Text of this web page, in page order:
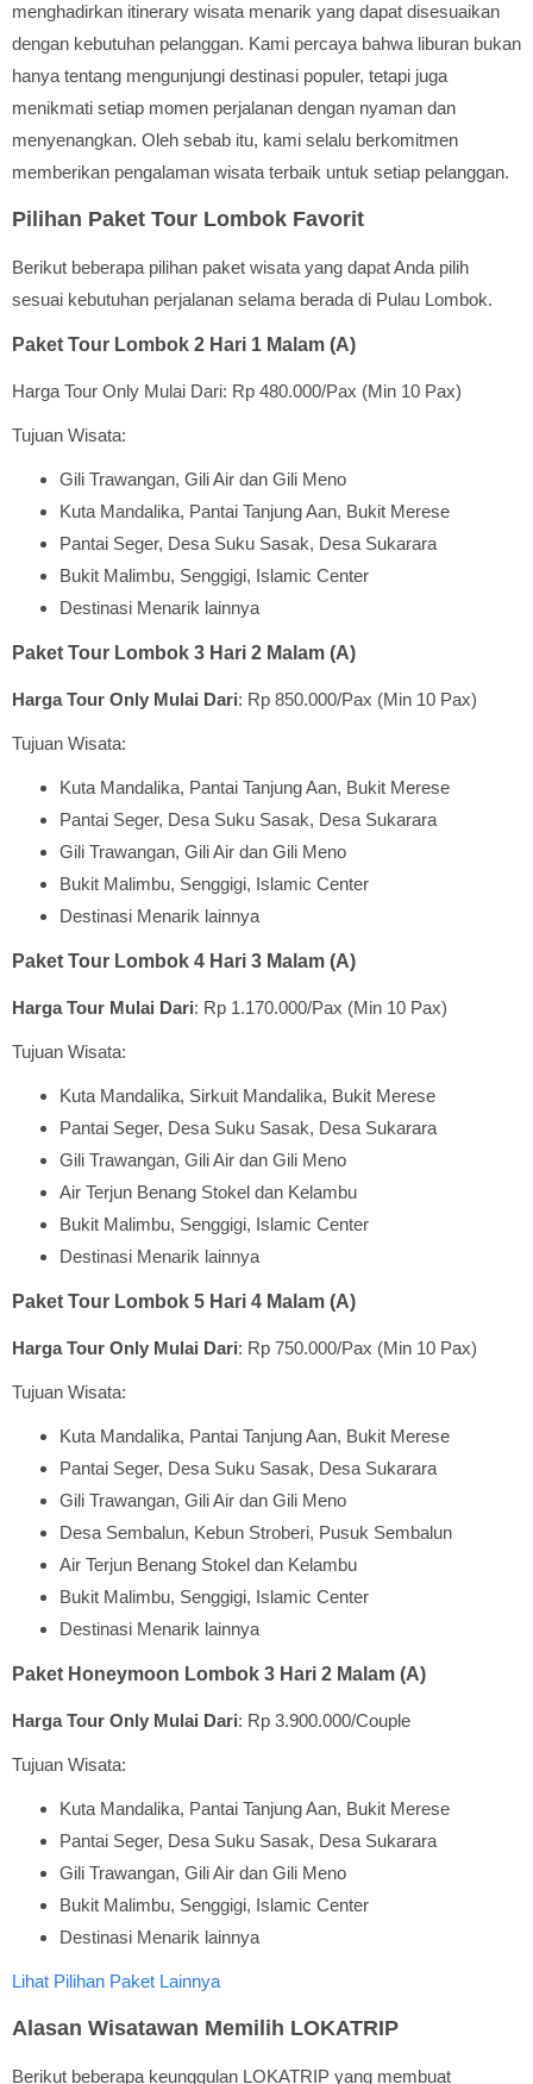
menghadirkan itinerary wisata menarik yang dapat disesuaikan
dengan kebutuhan pelanggan. Kami percaya bahwa liburan bukan
hanya tentang mengunjungi destinasi populer, tetapi juga
menikmati setiap momen perjalanan dengan nyaman dan
menyenangkan. Oleh sebab itu, kami selalu berkomitmen
memberikan pengalaman wisata terbaik untuk setiap pelanggan.
Pilihan Paket Tour Lombok Favorit
Berikut beberapa pilihan paket wisata yang dapat Anda pilih
sesuai kebutuhan perjalanan selama berada di Pulau Lombok.
Paket Tour Lombok 2 Hari 1 Malam (A)
Harga Tour Only Mulai Dari: Rp 480.000/Pax (Min 10 Pax)
Tujuan Wisata:
Gili Trawangan, Gili Air dan Gili Meno
Kuta Mandalika, Pantai Tanjung Aan, Bukit Merese
Pantai Seger, Desa Suku Sasak, Desa Sukarara
Bukit Malimbu, Senggigi, Islamic Center
Destinasi Menarik lainnya
Paket Tour Lombok 3 Hari 2 Malam (A)
Harga Tour Only Mulai Dari: Rp 850.000/Pax (Min 10 Pax)
Tujuan Wisata:
Kuta Mandalika, Pantai Tanjung Aan, Bukit Merese
Pantai Seger, Desa Suku Sasak, Desa Sukarara
Gili Trawangan, Gili Air dan Gili Meno
Bukit Malimbu, Senggigi, Islamic Center
Destinasi Menarik lainnya
Paket Tour Lombok 4 Hari 3 Malam (A)
Harga Tour Mulai Dari: Rp 1.170.000/Pax (Min 10 Pax)
Tujuan Wisata:
Kuta Mandalika, Sirkuit Mandalika, Bukit Merese
Pantai Seger, Desa Suku Sasak, Desa Sukarara
Gili Trawangan, Gili Air dan Gili Meno
Air Terjun Benang Stokel dan Kelambu
Bukit Malimbu, Senggigi, Islamic Center
Destinasi Menarik lainnya
Paket Tour Lombok 5 Hari 4 Malam (A)
Harga Tour Only Mulai Dari: Rp 750.000/Pax (Min 10 Pax)
Tujuan Wisata:
Kuta Mandalika, Pantai Tanjung Aan, Bukit Merese
Pantai Seger, Desa Suku Sasak, Desa Sukarara
Gili Trawangan, Gili Air dan Gili Meno
Desa Sembalun, Kebun Stroberi, Pusuk Sembalun
Air Terjun Benang Stokel dan Kelambu
Bukit Malimbu, Senggigi, Islamic Center
Destinasi Menarik lainnya
Paket Honeymoon Lombok 3 Hari 2 Malam (A)
Harga Tour Only Mulai Dari: Rp 3.900.000/Couple
Tujuan Wisata:
Kuta Mandalika, Pantai Tanjung Aan, Bukit Merese
Pantai Seger, Desa Suku Sasak, Desa Sukarara
Gili Trawangan, Gili Air dan Gili Meno
Bukit Malimbu, Senggigi, Islamic Center
Destinasi Menarik lainnya
Lihat Pilihan Paket Lainnya
Alasan Wisatawan Memilih LOKATRIP
Berikut beberapa keunggulan LOKATRIP yang membuat